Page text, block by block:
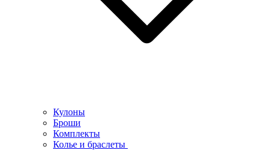
Кулоны
Броши
Комплекты
Колье и браслеты